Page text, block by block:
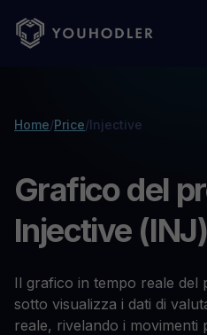
Home/Price/Injective
Grafico del
Injective (INJ)
Il grafico in tempo reale del
sotto visualizza i dati di
reale, rivelando i movimenti